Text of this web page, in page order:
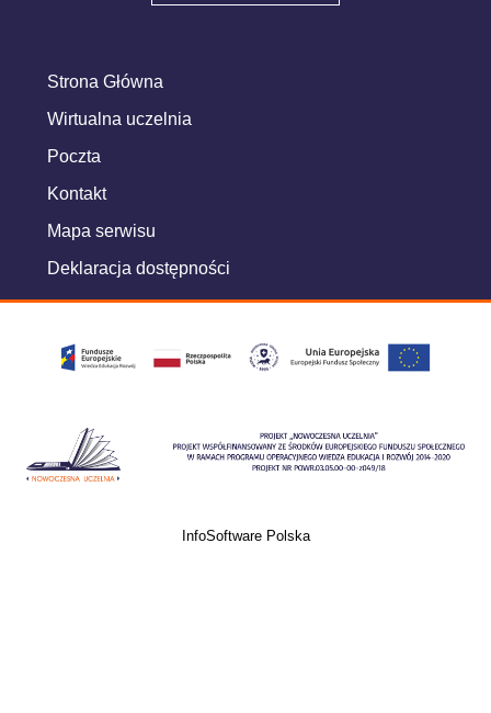
Strona Główna
Wirtualna uczelnia
Poczta
Kontakt
Mapa serwisu
Deklaracja dostępności
InfoSoftware Polska